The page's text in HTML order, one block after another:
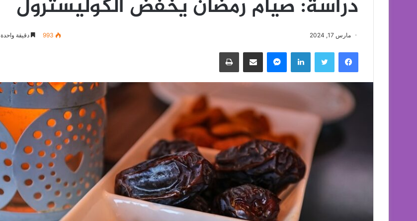
دراسة: صيام رمضان يخفض الكوليسترول
مارس 17, 2024 993 دقيقة واحدة
فيسبوك تويتر لينكدإن ماسنجر مشاركة عبر البريد طباعة